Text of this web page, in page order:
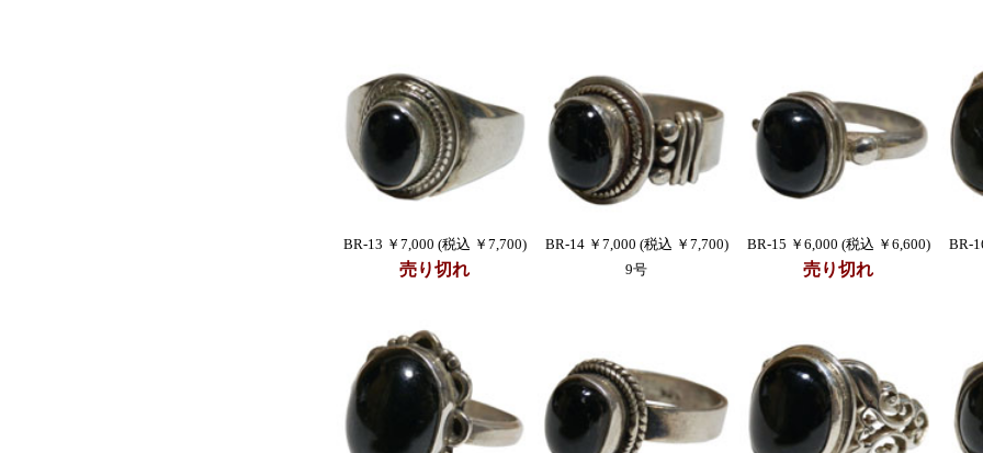
BR-13 ￥7,000 (税込 ￥7,700) BR-14 ￥7,000 (税込 ￥7,700) BR-15 ￥6,000 (税込 ￥6,600) BR-
売り切れ 9号 売り切れ